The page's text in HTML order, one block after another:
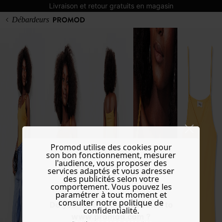
Livraison et retour gratuits en magasin
Do you want to be redirected to
www.promod.com ?
Débardeurs
Promod utilise des cookies pour
son bon fonctionnement, mesurer
l'audience, vous proposer des
services adaptés et vous adresser
des publicités selon votre
comportement. Vous pouvez les
paramétrer à tout moment et
consulter notre politique de
confidentialité.